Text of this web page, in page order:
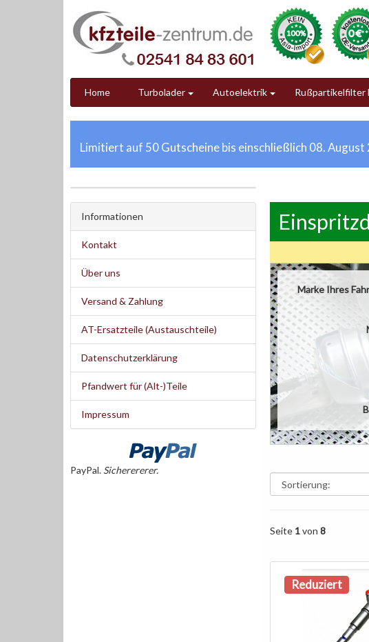
Home Turbolader Autoelektrik Rußpartikelfilter
Limitiert auf 50 Gutscheine bis einschließlich 08. August
Informationen
Kontakt
Über uns
Versand & Zahlung
AT-Ersatzteile (Austauschteile)
Datenschutzerklärung
Pfandwert für (Alt-)Teile
Impressum
PayPal. Sicherererer.
Marke Ihres
Seite 1von 8
Reduziert